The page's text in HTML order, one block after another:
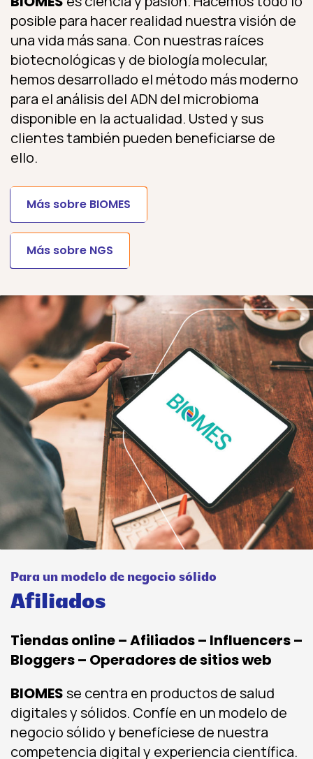
posible para hacer realidad nuestra visión de
una vida más sana. Con nuestras raíces
biotecnológicas y de biología molecular,
hemos desarrollado el método más moderno
para el análisis del ADN del microbioma
disponible en la actualidad. Usted y sus
clientes también pueden beneficiarse de
ello.
Más sobre BIOMES
Más sobre NGS
Para un modelo de negocio sólido
Afiliados
Tiendas online – Afiliados – Influencers –
Bloggers – Operadores de sitios web
BIOMESse centra en productos de salud
digitales y sólidos. Confíe en un modelo de
negocio sólido y benefíciese de nuestra
competencia digital y experiencia científica.